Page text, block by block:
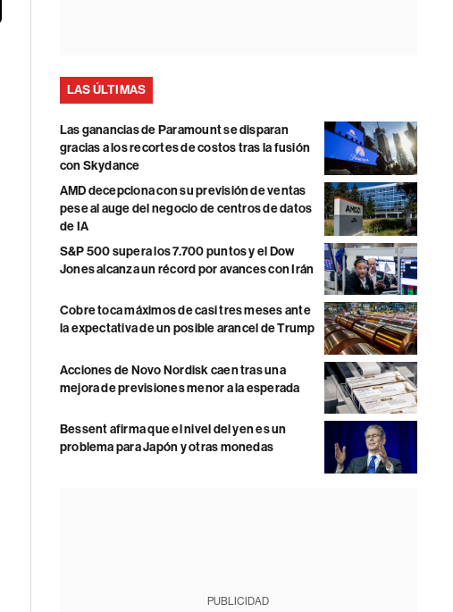
LAS ÚLTIMAS
Las ganancias de Paramount se disparan
gracias a los recortes de costos tras la fusión
con Skydance
AMD decepciona con su previsión de ventas
pese al auge del negocio de centros de datos
de IA
S&P 500 supera los 7.700 puntos y el Dow
Jones alcanza un récord por avances con Irán
Cobre toca máximos de casi tres meses ante
la expectativa de un posible arancel de Trump
Acciones de Novo Nordisk caen tras una
mejora de previsiones menor a la esperada
Bessent afirma que el nivel del yen es un
problema para Japón y otras monedas
PUBLICIDAD